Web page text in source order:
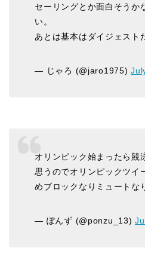
セーリングとか面白そうか
い。
あとは基本はダイジェスト
— じゃろ (@jaro1975)
オリンピック始まったら競
思うのでオリンピックツイ
めブロックなりミュートな
— ぽんず (@ponzu_13)